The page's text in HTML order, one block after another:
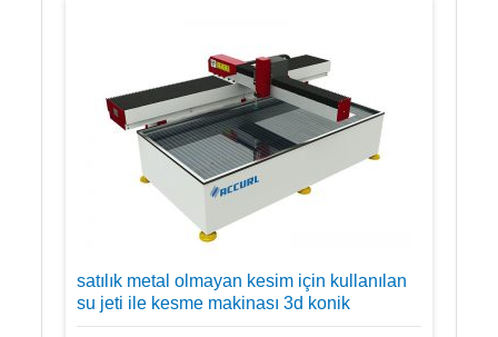
satılık metal olmayan kesim için kullanılan
su jeti ile kesme makinası 3d konik